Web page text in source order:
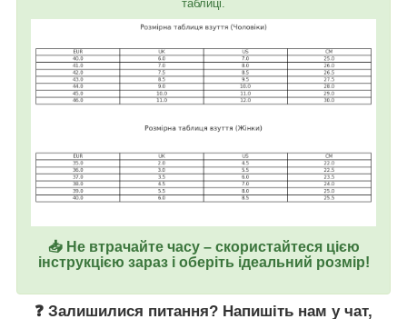
таблиці.
📥 Не втрачайте часу – скористайтеся цією
інструкцією зараз і оберіть ідеальний розмір!
❓ Залишилися питання? Напишіть нам у чат,